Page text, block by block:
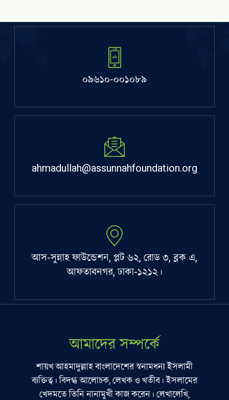
০৯৬১০-০০১০৮৯
ahmadullah@assunnahfoundation.org
আস-সুন্নাহ ফাউন্ডেশন, প্লট ৬২, রোড ৩, ব্লক এ,
আফতাবনগর, ঢাকা-১২১২।
আমাদের সম্পর্কে
শায়খ আহমাদুল্লাহ বাংলাদেশের স্বনামধন্য ইসলামী
ব্যক্তিত্ব। বিদগ্ধ আলোচক, লেখক ও খতীব। ইসলামের
খেদমতে তিনি নানামুখী কাজ করেন। লেখালেখি,